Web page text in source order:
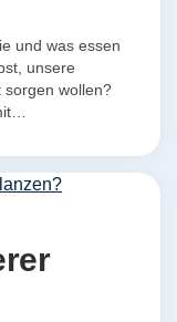
und was essen
unsere
sorgen wollen?